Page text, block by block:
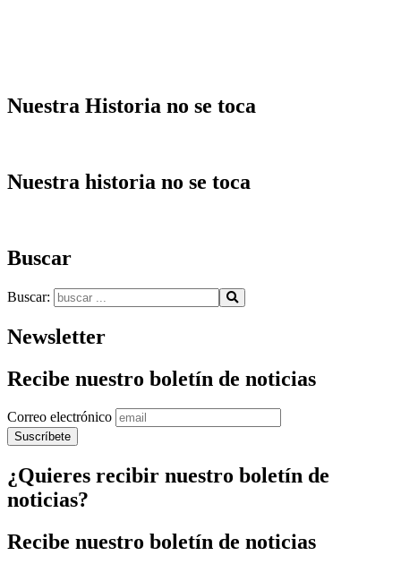
Nuestra Historia no se toca
Nuestra historia no se toca
Buscar
Buscar:
Newsletter
Recibe nuestro boletín de noticias
Correo electrónico
¿Quieres recibir nuestro boletín de
noticias?
Recibe nuestro boletín de noticias